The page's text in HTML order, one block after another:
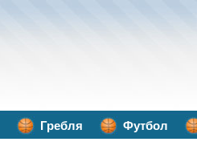
Гребля Футбол